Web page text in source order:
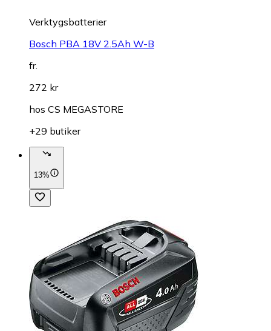
Verktygsbatterier
Bosch PBA 18V 2.5Ah W-B
fr.
272 kr
hos CS MEGASTORE
+29 butiker
13%